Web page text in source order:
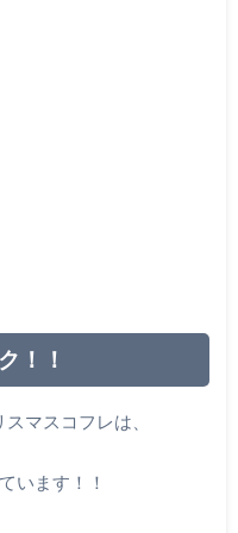
！！
マスコフレは、
います！！